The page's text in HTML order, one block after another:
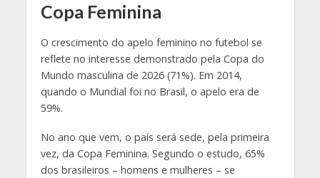
Copa Feminina
O crescimento do apelo feminino no futebol se
reflete no interesse demonstrado pela Copa do
Mundo masculina de 2026 (71%). Em 2014,
quando o Mundial foi no Brasil, o apelo era de
59%.
No ano que vem, o país será sede, pela primeira
vez, da Copa Feminina. Segundo o estudo, 65%
dos brasileiros – homens e mulheres – se